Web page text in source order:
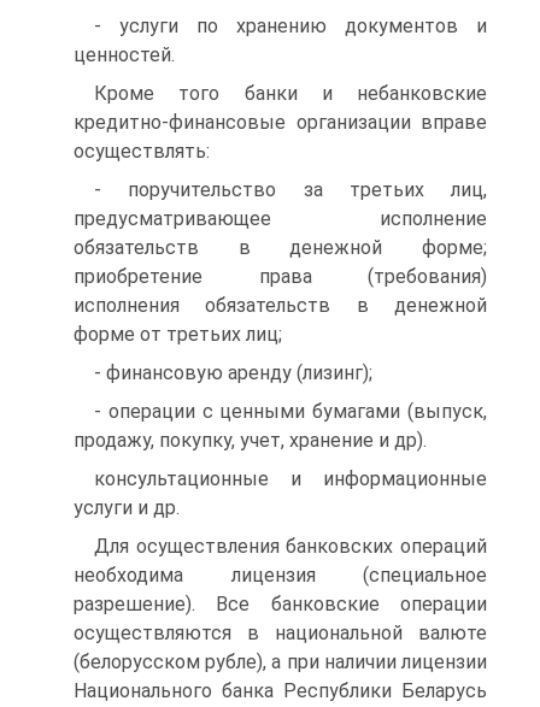
- услуги по хранению документов и
ценностей.
Кроме того банки и небанковские
кредитно-финансовые организации вправе
осуществлять:
- поручительство за третьих лиц,
предусматривающее исполнение
обязательств в денежной форме;
приобретение права (требования)
исполнения обязательств в денежной
форме от третьих лиц;
- финансовую аренду (лизинг);
- операции с ценными бумагами (выпуск,
продажу, покупку, учет, хранение и др).
консультационные и информационные
услуги и др.
Для осуществления банковских операций
необходима лицензия (специальное
разрешение). Все банковские операции
осуществляются в национальной валюте
(белорусском рубле), а при наличии лицензии
Национального банка Республики Беларусь